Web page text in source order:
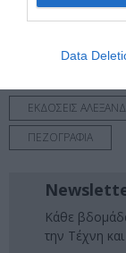
Data
Νέοι
ΕΚΔΟΣΕΙΣ
ΠΕΖΟΓΡΑΦΙΑ
Κάθε
την Τέχνη